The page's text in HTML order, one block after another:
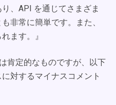
、API を通じてさまざま
非常に簡単です。また、
ます。』
肯定的なものですが、以下
対するマイナスコメント